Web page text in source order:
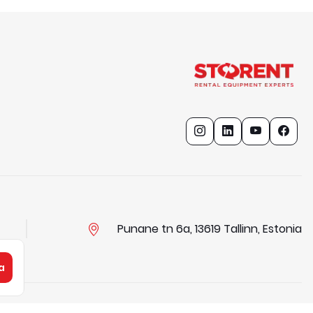
Punane tn 6a, 13619 Tallinn, Estonia